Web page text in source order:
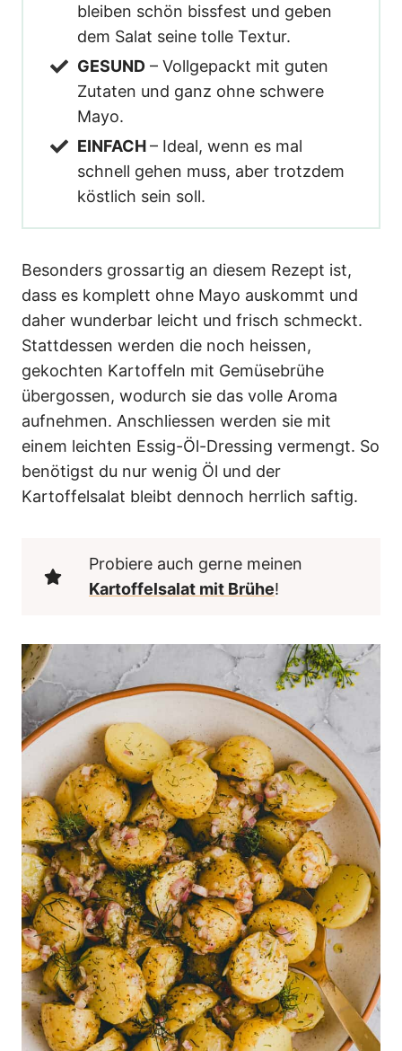
bleiben schön bissfest und geben
dem Salat seine tolle Textur.
GESUND – Vollgepackt mit guten
Zutaten und ganz ohne schwere
Mayo.
EINFACH– Ideal, wenn es mal
schnell gehen muss, aber trotzdem
köstlich sein soll.
Besonders grossartig an diesem Rezept ist,
dass es komplett ohne Mayo auskommt und
daher wunderbar leicht und frisch schmeckt.
Stattdessen werden die noch heissen,
gekochten Kartoffeln mit Gemüsebrühe
übergossen, wodurch sie das volle Aroma
aufnehmen. Anschliessen werden sie mit
einem leichten Essig-Öl-Dressing vermengt. So
benötigst du nur wenig Öl und der
Kartoffelsalat bleibt dennoch herrlich saftig.
Probiere auch gerne meinen
Kartoffelsalat mit Brühe!